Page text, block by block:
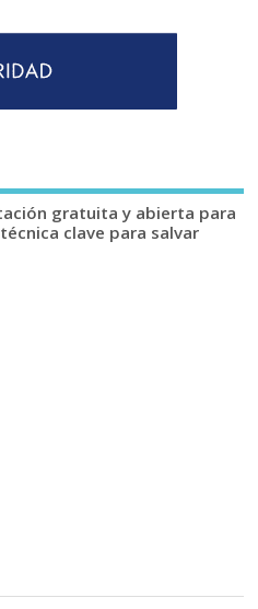
gratuita y abierta para
clave para salvar